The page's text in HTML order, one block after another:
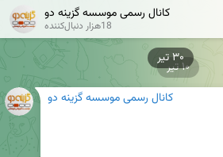
۳۰ تیر
کانال رسمی موسسه گزینه دو
18هزار دنبال‌کننده
کانال رسمی موسسه گزینه دو
۱۰ تیر